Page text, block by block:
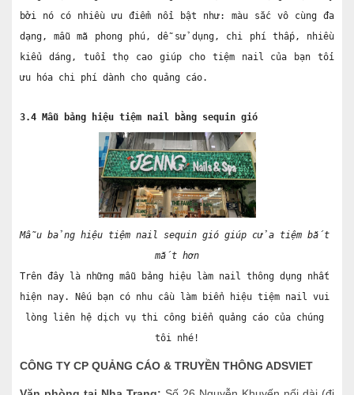
bởi nó có nhiều ưu điểm nổi bật như: màu sắc vô cùng đa
dạng, mẫu mã phong phú, dễ sử dụng, chi phí thấp, nhiều
kiểu dáng, tuổi thọ cao giúp cho tiệm nail của bạn tối
ưu hóa chi phí dành cho quảng cáo.
3.4 Mẫu bảng hiệu tiệm nail bằng sequin gió
Mẫu bảng hiệu tiệm nail sequin gió giúp cửa tiệm bắt
mắt hơn
Trên đây là những mẫu bảng hiệu làm nail thông dụng nhất
hiện nay. Nếu bạn có nhu cầu làm biển hiệu tiệm nail vui
lòng liên hệ dịch vụ thi công biển quảng cáo của chúng
tôi nhé!
CÔNG TY CP QUẢNG CÁO & TRUYỀN THÔNG ADSVIET